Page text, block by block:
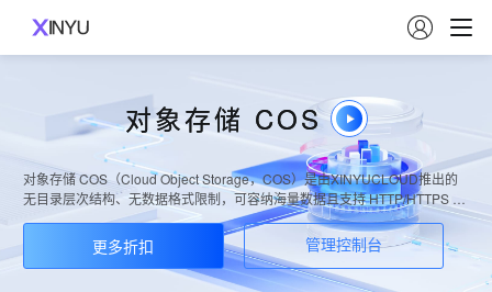

对象存储 COS
对象存储 COS（Cloud Object Storage，COS）是由XINYUCLOUD推出的
无目录层次结构、无数据格式限制，可容纳海量数据且支持 HTTP/HTTPS 协
议访问的分布式存储服务。XINYUCLOUD COS 的存储桶空间无容量上限，
无需分区管理，适用于 CDN 数据分发、数据万象处理或大数据计算与分析的
数据湖等多种场景。
更多折扣 管理控制台